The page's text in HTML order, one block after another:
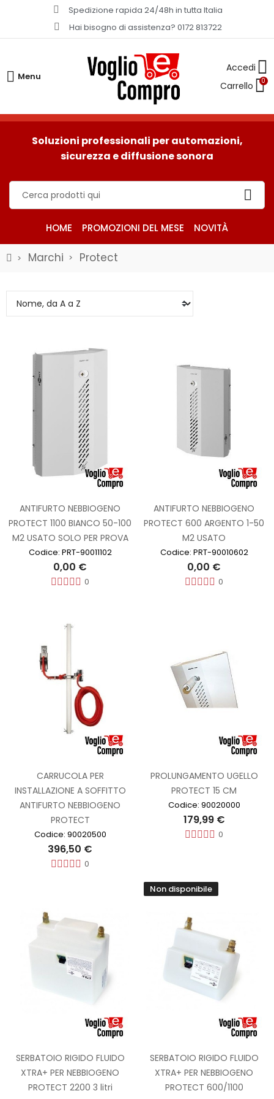
Spedizione rapida 24/48h in tutta Italia​
Hai bisogno di assistenza? 0172 813722
Menu 0
Soluzioni professionali per automazioni,
sicurezza e diffusione sonora
HOME PROMOZIONI DEL MESE NOVITÀ
Marchi Protect
ANTIFURTO NEBBIOGENO
PROTECT 1100 BIANCO 50-100
M2 USATO SOLO PER PROVA
Codice: PRT-90011102
0,00 €
0
ANTIFURTO NEBBIOGENO
PROTECT 600 ARGENTO 1-50
M2 USATO
Codice: PRT-90010602
0,00 €
0
CARRUCOLA PER
INSTALLAZIONE A SOFFITTO
ANTIFURTO NEBBIOGENO
PROTECT
Codice: 90020500
396,50 €
0
PROLUNGAMENTO UGELLO
PROTECT 15 CM
Codice: 90020000
179,99 €
0
SERBATOIO RIGIDO FLUIDO
XTRA+ PER NEBBIOGENO
PROTECT 2200 3 litri
Non disponibile
SERBATOIO RIGIDO FLUIDO
XTRA+ PER NEBBIOGENO
PROTECT 600/1100